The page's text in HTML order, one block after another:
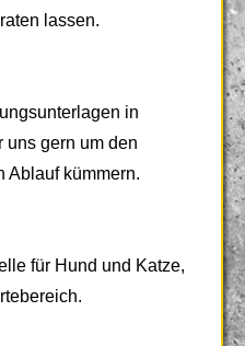
lassen.
in
uns gern um den
Ablauf kümmern.
für Hund und Katze,